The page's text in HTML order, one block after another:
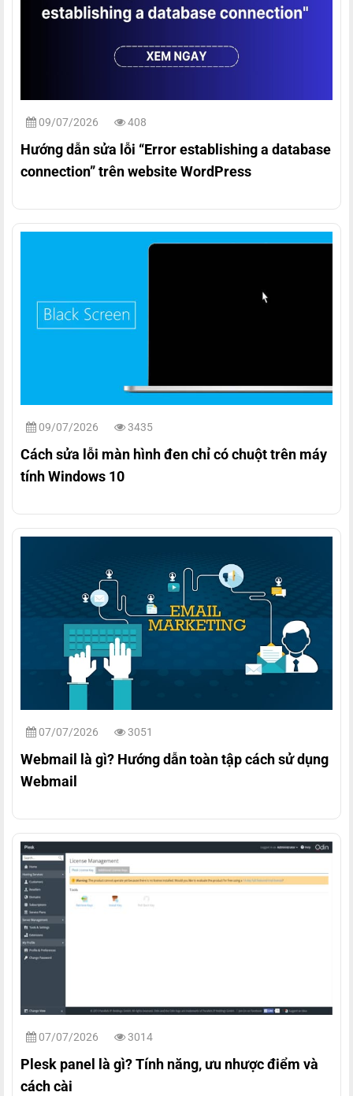
09/07/2026 408
Hướng dẫn sửa lỗi “Error establishing a database
connection” trên website WordPress
09/07/2026 3435
Cách sửa lỗi màn hình đen chỉ có chuột trên máy
tính Windows 10
07/07/2026 3051
Webmail là gì? Hướng dẫn toàn tập cách sử dụng
Webmail
07/07/2026 3014
Plesk panel là gì? Tính năng, ưu nhược điểm và
cách cài